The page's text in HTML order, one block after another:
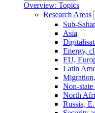
Overview: Topics
Research Areas
Sub-
Asia
Energy,
EU,
Latin
Non-
North
Russia,